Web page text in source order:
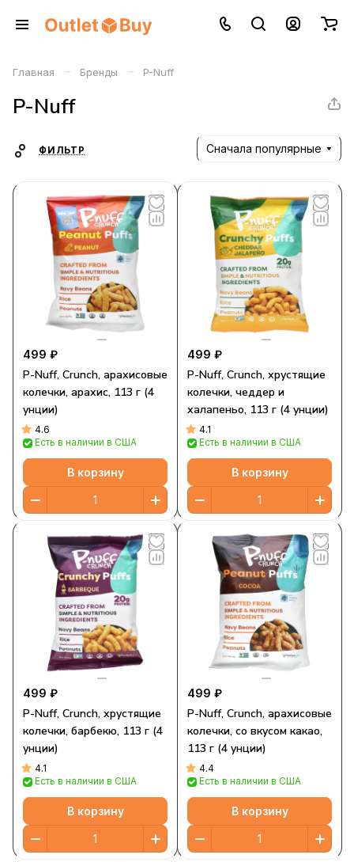
Главная – Бренды – P-Nuff
P-Nuff
ФИЛЬТР Сначала популярные
499 ₽
P-Nuff, Crunch, арахисовые
колечки, арахис, 113 г (4
унции)
4.6
Есть в наличии в США
В корзину
499 ₽
P-Nuff, Crunch, хрустящие
колечки, чеддер и
халапеньо, 113 г (4 унции)
4.1
Есть в наличии в США
В корзину
499 ₽
P-Nuff, Crunch, хрустящие
колечки, барбекю, 113 г (4
унции)
4.1
Есть в наличии в США
В корзину
499 ₽
P-Nuff, Crunch, арахисовые
колечки, со вкусом какао,
113 г (4 унции)
4.4
Есть в наличии в США
В корзину